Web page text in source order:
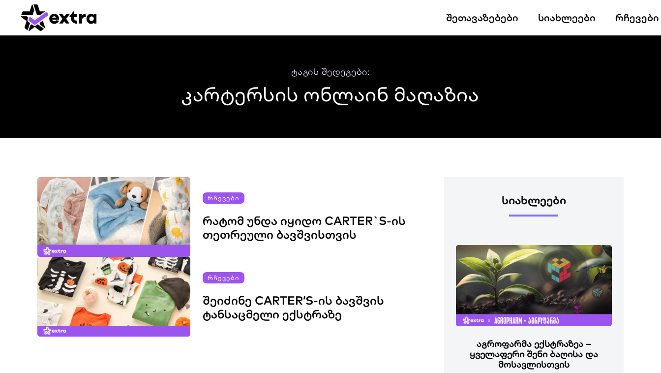
შეთავაზებები სიახლეები რჩევები
ტაგის შედეგები:
კარტერსის ონლაინ მაღაზია
ᲠᲩᲔᲕᲔᲑᲘ
ᲠᲐᲢᲝᲛ ᲣᲜᲓᲐ ᲘᲧᲘᲓᲝ CARTER`S-ᲘᲡ
ᲗᲔᲗᲠᲔᲣᲚᲘ ᲑᲐᲕᲨᲕᲘᲡᲗᲕᲘᲡ
ᲠᲩᲔᲕᲔᲑᲘ
ᲨᲔᲘᲫᲘᲜᲔ CARTER’S-ᲘᲡ ᲑᲐᲕᲨᲕᲘᲡ
ᲢᲐᲜᲡᲐᲪᲛᲔᲚᲘ ᲔᲥᲡᲢᲠᲐᲖᲔ
ᲡᲘᲐᲮᲚᲔᲔᲑᲘ
აგროფარმა ექსტრაზეა –
ყველაფერი შენი ბაღისა და
მოსავლისთვის